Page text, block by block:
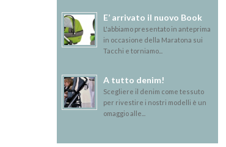
E’ arrivato il nuovo Book
L'abbiamo presentato in anteprima
in occasione della Maratona sui
Tacchi e torniamo...
A tutto denim!
Scegliere il denim come tessuto
per rivestire i nostri modelli è un
omaggio alle...